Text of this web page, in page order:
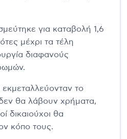
για καταβολή 1,6
μέχρι τα τέλη
διαφανούς
εκμεταλλεύονταν το
θα λάβουν χρήματα,
δικαιούχοι θα
κόπο τους.